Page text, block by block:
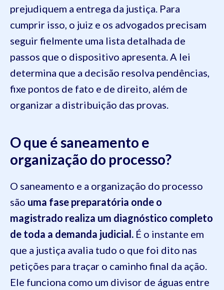
prejudiquem a entrega da justiça. Para
cumprir isso, o juiz e os advogados precisam
seguir fielmente uma lista detalhada de
passos que o dispositivo apresenta. A lei
determina que a decisão resolva pendências,
fixe pontos de fato e de direito, além de
organizar a distribuição das provas.
O que é saneamento e
organização do processo?
O saneamento e a organização do processo
são uma fase preparatória onde o
magistrado realiza um diagnóstico completo
de toda a demanda judicial. É o instante em
que a justiça avalia tudo o que foi dito nas
petições para traçar o caminho final da ação.
Ele funciona como um divisor de águas entre